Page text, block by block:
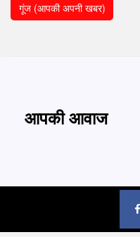
गूंज (आपकी अपनी खबर)
आपकी आवाज